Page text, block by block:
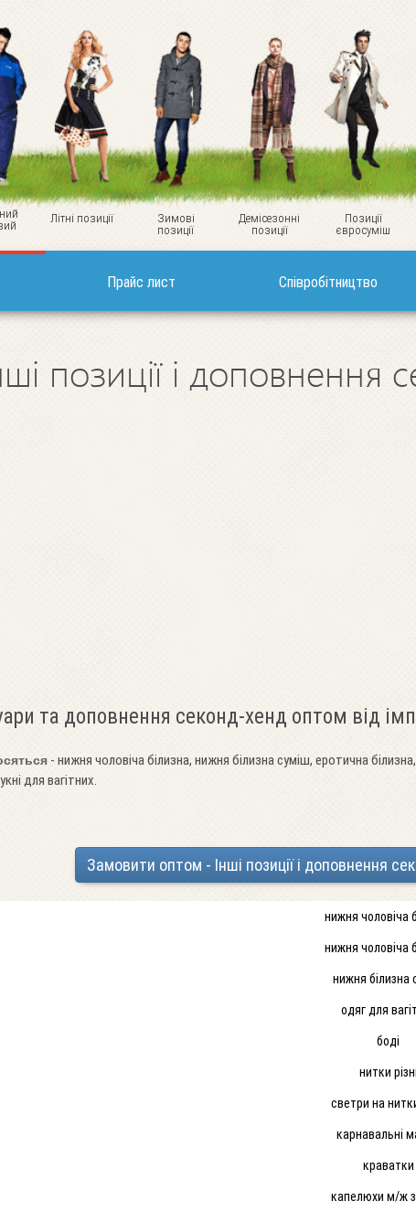
Літні позиції
Зимові
позиції
Демісезонні
позиції
Позиції
євросуміш
Прайс лист Співробітництво
позиції і доповнення
та доповнення секонд-хенд оптом від
- нижня чоловіча білизна, нижня білизна суміш, еротична
для вагітних.
Замовити оптом - Інші позиції і доповнення
нижня чоловіча
нижня чоловіча
нижня білизна
одяг для
боді
нитки різні
светри на нитки
карнавальні
краватки
капелюхи м/ж